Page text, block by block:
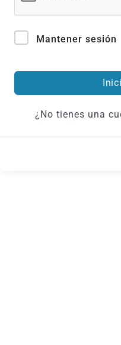
Mantener sesión
¿No tienes una